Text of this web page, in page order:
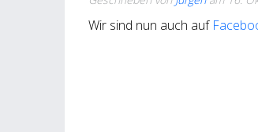
Wir sind nun auch auf